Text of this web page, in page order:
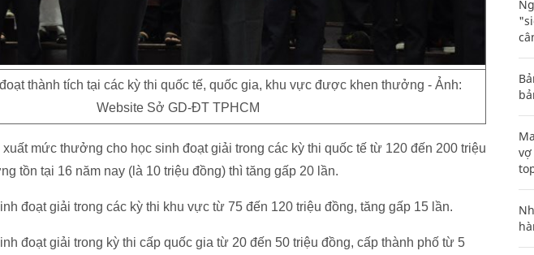
thành tích tại các kỳ thi quốc tế, quốc gia, khu vực được khen thưởng - Ảnh:
Website Sở GD-ĐT TPHCM
mức thưởng cho học sinh đoạt giải trong các kỳ thi quốc tế từ 120 đến 200 triệu
tồn tại 16 năm nay (là 10 triệu đồng) thì tăng gấp 20 lần.
đoạt giải trong các kỳ thi khu vực từ 75 đến 120 triệu đồng, tăng gấp 15 lần.
đoạt giải trong kỳ thi cấp quốc gia từ 20 đến 50 triệu đồng, cấp thành phố từ 5